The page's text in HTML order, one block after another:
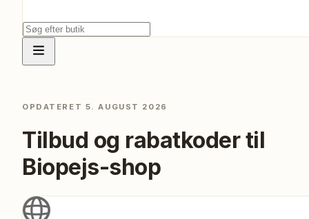
OPDATERET 5. AUGUST 2026
Tilbud og rabatkoder til
Biopejs-shop